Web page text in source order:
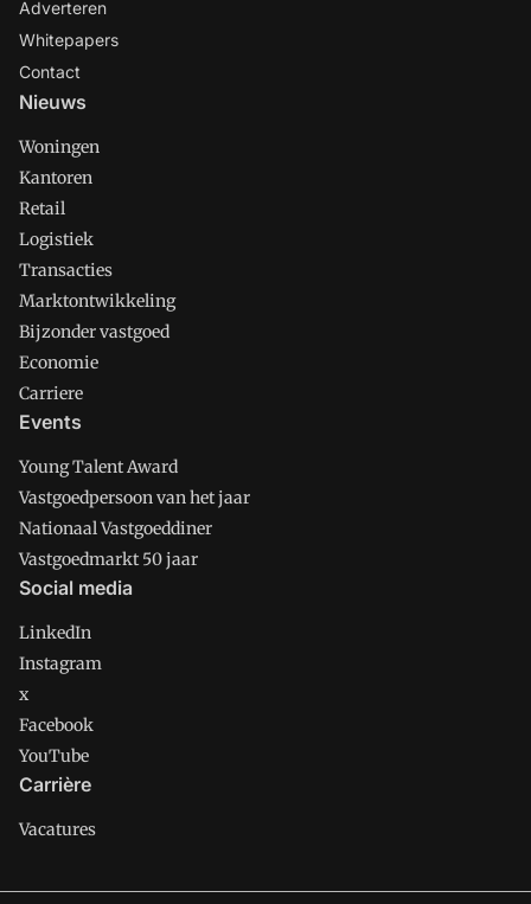
Adverteren
Whitepapers
Contact
Nieuws
Woningen
Kantoren
Retail
Logistiek
Transacties
Marktontwikkeling
Bijzonder vastgoed
Economie
Carriere
Events
Young Talent Award
Vastgoedpersoon van het jaar
Nationaal Vastgoeddiner
Vastgoedmarkt 50 jaar
Social media
LinkedIn
Instagram
x
Facebook
YouTube
Carrière
Vacatures